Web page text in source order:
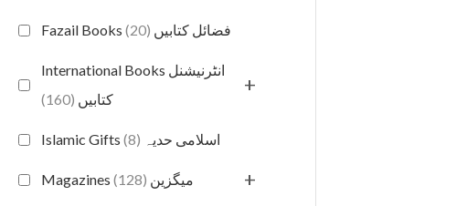
Fazail Books فضائل کتابیں (20)
International Books انٹرنیشنل
کتابیں (160)
+
Islamic Gifts اسلامی حدیہ (8)
Magazines میگزین (128) +